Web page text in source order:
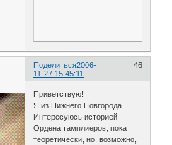
Поделиться 46
2006-
11-27 15:45:11
Приветствую!
Я из Нижнего Новгорода.
Интересуюсь историей
Ордена тамплиеров, пока
теоретически, но, возможно,